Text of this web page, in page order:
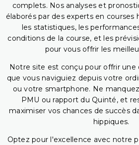
complets. Nos analyses et
élaborés par des experts en
les statistiques, les
conditions de la course, et les
pour vous offrir les
Notre site est conçu pour offrir une
que vous naviguiez depuis votre
ou votre smartphone. Ne
PMU ou rapport du Quinté, et
maximiser vos chances de succès
hippiques.
Optez pour l'excellence avec notre